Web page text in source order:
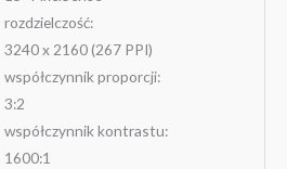
rozdzielczość:
3240 x 2160 (267 PPI)
współczynnik proporcji:
3:2
współczynnik kontrastu:
1600:1